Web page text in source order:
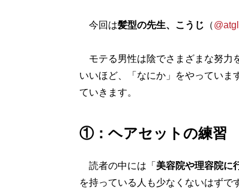
今回は髪型の先生、こうじ （
モテる男性は陰でさまざまな努力
いいほど、「なにか」をやっていま
ていきます。
①：ヘアセットの練習
読者の中には「 美容院や理容院に
を持っている人も少なくないはずで